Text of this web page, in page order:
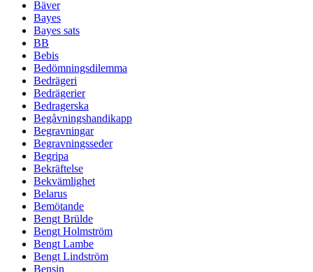
Bäver
Bayes
Bayes sats
BB
Bebis
Bedömningsdilemma
Bedrägeri
Bedrägerier
Bedragerska
Begåvningshandikapp
Begravningar
Begravningsseder
Begripa
Bekräftelse
Bekvämlighet
Belarus
Bemötande
Bengt Brülde
Bengt Holmström
Bengt Lambe
Bengt Lindström
Bensin